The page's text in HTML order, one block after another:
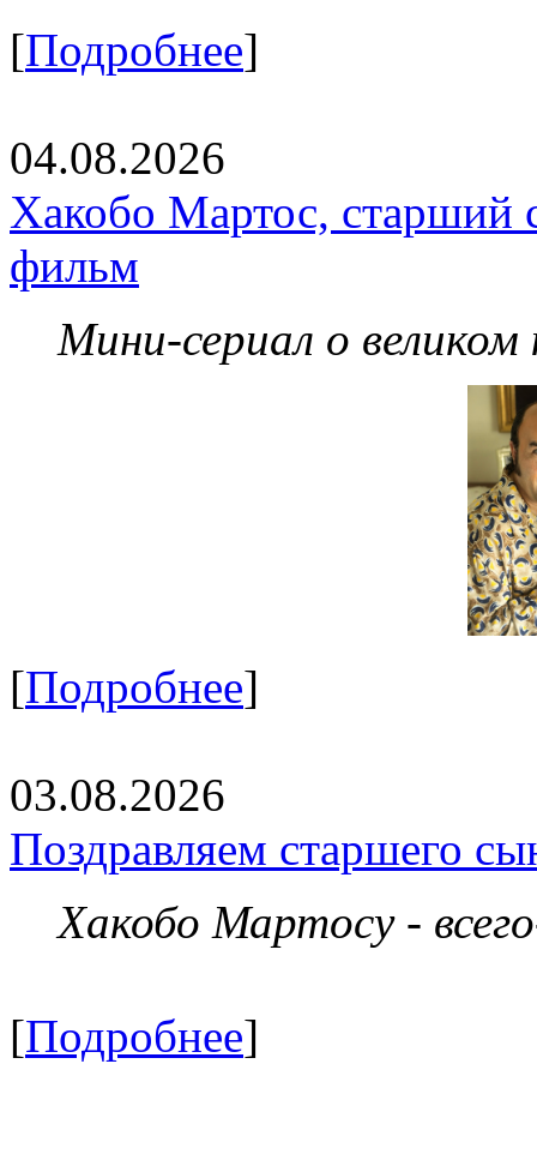
[Подробнее]
04.08.2026
Хакобо Мартос, старший
фильм
Мини-сериал о великом
[Подробнее]
03.08.2026
Поздравляем старшего
Хакобо Мартосу -
[Подробнее]